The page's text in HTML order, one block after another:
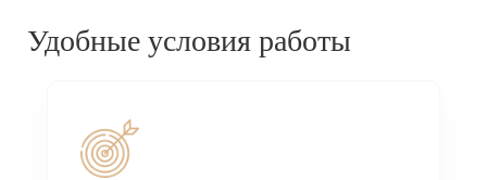
Удобные условия работы